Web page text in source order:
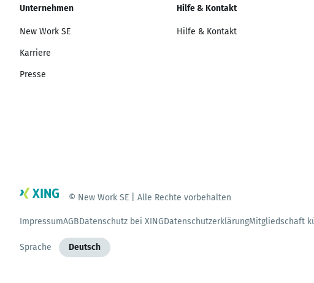
Unternehmen
New Work SE
Karriere
Presse
Hilfe & Kontakt
Hilfe & Kontakt
© New Work SE | Alle Rechte vorbehalten
ImpressumAGBDatenschutz bei XINGDatenschutzerklärungMitgliedschaft
Sprache Deutsch